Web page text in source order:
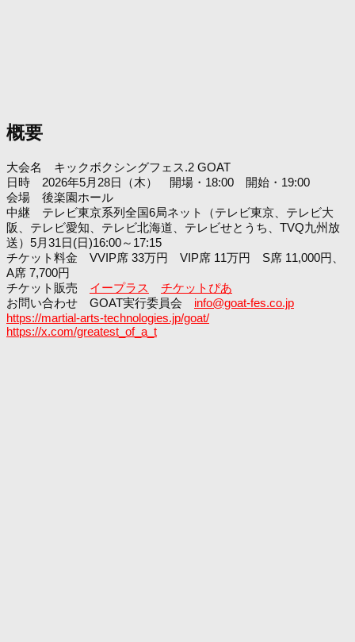
概要
大会名 キックボクシングフェス.2 GOAT
日時 2026年5月28日（木） 開場・18:00 開始・19:00
会場 後楽園ホール
中継 テレビ東京系列全国6局ネット（テレビ東京、テレビ大
阪、テレビ愛知、テレビ北海道、テレビせとうち、TVQ九州放
送）5月31日(日)16:00～17:15
チケット料金 VVIP席 33万円 VIP席 11万円 S席 11,000円、
A席 7,700円
チケット販売 イープラス
チケットぴあ
お問い合わせ GOAT実行委員会 info@goat-fes.co.jp
https://martial-arts-technologies.jp/goat/
https://x.com/greatest_of_a_t